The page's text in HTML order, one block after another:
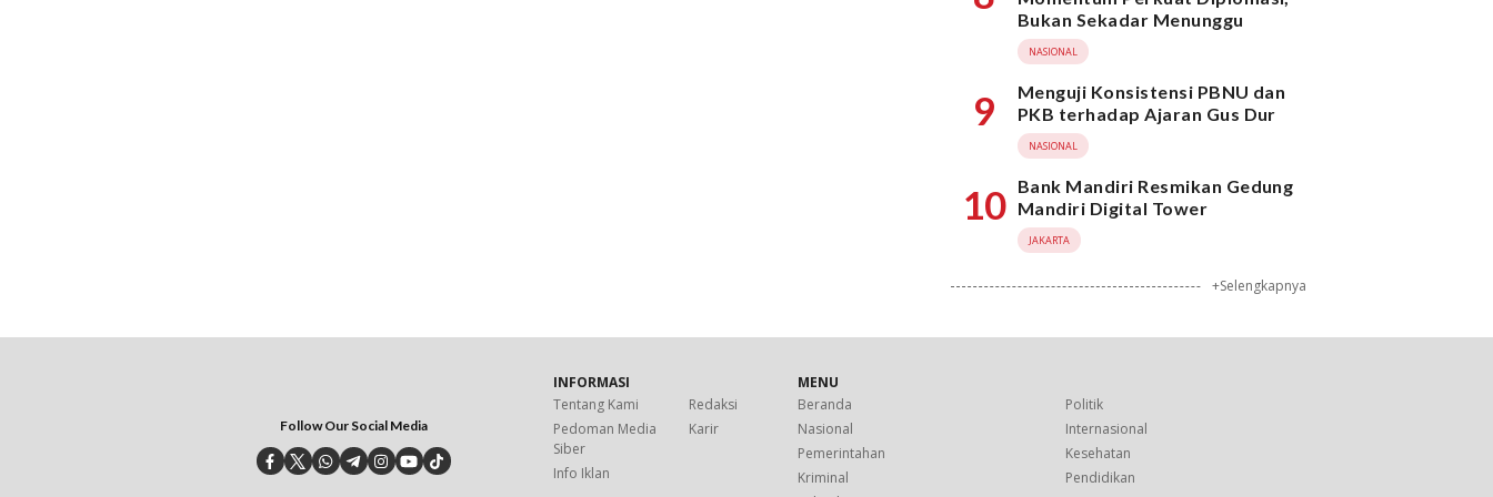
Bukan Sekadar Menunggu
NASIONAL
9
Menguji Konsistensi PBNU dan
PKB terhadap Ajaran Gus Dur
NASIONAL
10 Bank Mandiri Resmikan Gedung
Mandiri Digital Tower
JAKARTA
+Selengkapnya
Follow Our Social Media
INFORMASI
Tentang Kami
Redaksi
Pedoman Media
Siber
Karir
Info Iklan
MENU
Beranda
Politik
Nasional
Internasional
Pemerintahan
Kesehatan
Kriminal
Pendidikan